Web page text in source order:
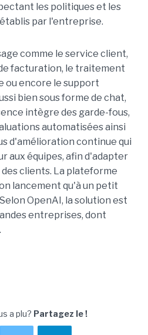
les politiques et les
par l'entreprise.
comme le service client,
facturation, le traitement
ou encore le support
bien sous forme de chat,
intègre des garde-fous,
automatisées ainsi
d'amélioration continue qui
aux équipes, afin d'adapter
clients. La plateforme
lancement qu'à un petit
OpenAI, la solution est
entreprises, dont
a plu? Partagez le !